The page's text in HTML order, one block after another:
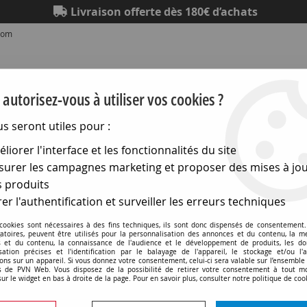
Livraison offerte dès 180€ d’achats
Eclairage Matériel électrique
Câbles vidéo numériques (hdmi)
Câbles vidéo numériques (hdmi)
vous à utiliser vos cookies ?
seront utiles pour :
l'interface et les fonctionnalités du site
les campagnes marketing et proposer des mises à
produits
l'authentification et surveiller les erreurs techniques
sont nécessaires à des fins techniques, ils sont donc dispensés de
peuvent être utilisés pour la personnalisation des annonces et du contenu, la
et du contenu, la connaissance de l'audience et le développement de produits, les
précises et l'identification par le balayage de l'appareil, le stockage et/ou
sur un appareil. Si vous donnez votre consentement, celui-ci sera valable sur l’ensemble
de PVN Web. Vous disposez de la possibilité de retirer votre consentement à tout
le widget en bas à droite de la page. Pour en savoir plus, consulter notre politique de